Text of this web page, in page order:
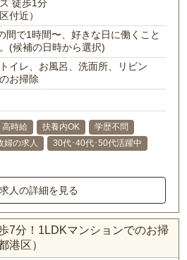
徒歩1分
付近）
間で1時間〜、好きな日に働くこと
(候補の日時から選択)
イレ、お風呂、洗面所、リビン
お掃除
高時給 扶養内OK
学歴不問
婦の求人
30代･40代･50代活躍中
人の詳細を見る
7分！1LDKマンションでのお掃
港区）